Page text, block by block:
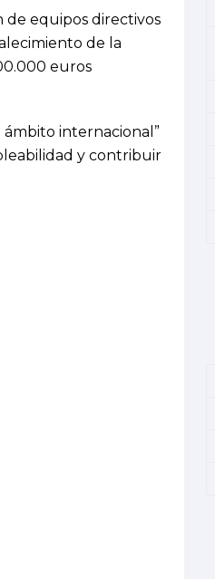
equipos directivos
de la
euros
ámbito internacional”
y contribuir